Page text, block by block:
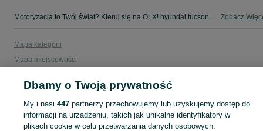
Motoryzacja to Twój świat? Kieruj się na OLX! hyundai tucson - Śląskie - tylko w kategorii Motoryzacja na OLX! Zobacz
Mapa kategorii
Mapa miejscowości
Popularne wyszukiwania
Dbamy o Twoją prywatność
My i nasi 447partnerzy przechowujemy lub uzyskujemy dostęp do
informacji na urządzeniu, takich jak unikalne identyfikatory w
plikach cookie w celu przetwarzania danych osobowych.